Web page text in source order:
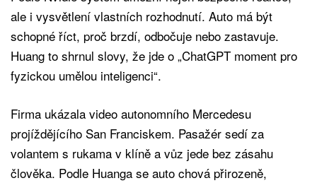
ale i vysvětlení vlastních rozhodnutí. Auto má být
schopné říct, proč brzdí, odbočuje nebo zastavuje.
Huang to shrnul slovy, že jde o „ChatGPT moment pro
fyzickou umělou inteligenci“.
Firma ukázala video autonomního Mercedesu
projíždějícího San Franciskem. Pasažér sedí za
volantem s rukama v klíně a vůz jede bez zásahu
člověka. Podle Huanga se auto chová přirozeně,